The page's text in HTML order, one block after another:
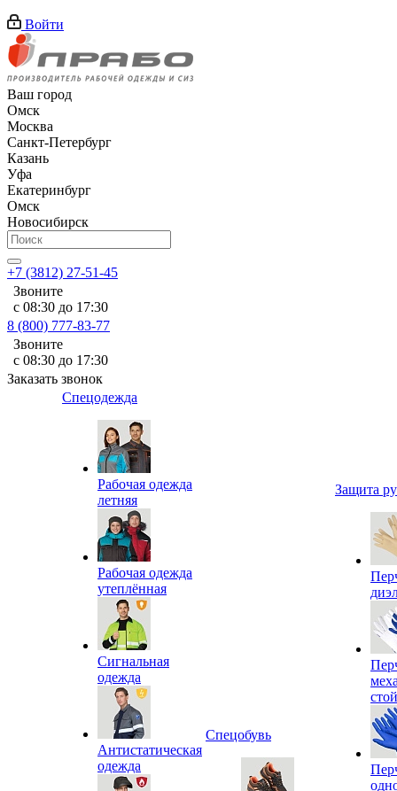
Войти
Ваш город
Омск
Москва
Санкт-Петербург
Казань
Уфа
Екатеринбург
Омск
Новосибирск
+7 (3812) 27-51-45
Звоните
с 08:30 до 17:30
8 (800) 777-83-77
Звоните
с 08:30 до 17:30
Заказать звонок
Спецодежда
Рабочая одежда
летняя
Рабочая одежда
утеплённая
Сигнальная
одежда
Антистатическая
одежда
Спецобувь
Защита